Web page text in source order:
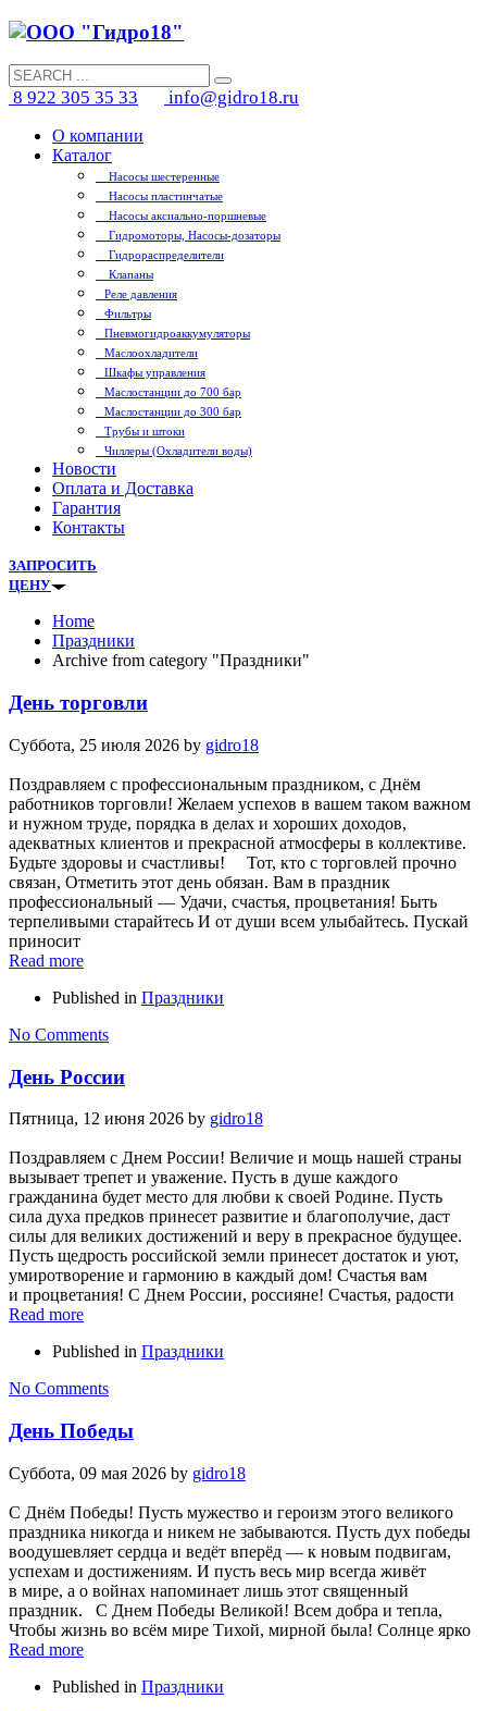
8 922 305 35 33 info@gidro18.ru
О компании
Каталог
Насосы шестеренные
Насосы пластинчатые
Насосы аксиально-поршневые
Гидромоторы, Насосы-дозаторы
Гидрораспределители
Клапаны
Реле давления
Фильтры
Пневмогидроаккумуляторы
Маслоохладители
Шкафы управления
Маслостанции до 700 бар
Маслостанции до 300 бар
Трубы и штоки
Чиллеры (Охладители воды)
Новости
Оплата и Доставка
Гарантия
Контакты
ЗАПРОСИТЬ
ЦЕНУ
Home
Праздники
Archive from category "Праздники"
День торговли
Суббота, 25 июля 2026 by gidro18
Поздравляем с профессиональным праздником, с Днём
работников торговли! Желаем успехов в вашем таком важном
и нужном труде, порядка в делах и хороших доходов,
адекватных клиентов и прекрасной атмосферы в коллективе.
Будьте здоровы и счастливы! Тот, кто с торговлей прочно
связан, Отметить этот день обязан. Вам в праздник
профессиональный — Удачи, счастья, процветания! Быть
терпеливыми старайтесь И от души всем улыбайтесь. Пускай
приносит
Read more
Published in Праздники
No Comments
День России
Пятница, 12 июня 2026 by gidro18
Поздравляем с Днем России! Величие и мощь нашей страны
вызывает трепет и уважение. Пусть в душе каждого
гражданина будет место для любви к своей Родине. Пусть
сила духа предков принесет развитие и благополучие, даст
силы для великих достижений и веру в прекрасное будущее.
Пусть щедрость российской земли принесет достаток и уют,
умиротворение и гармонию в каждый дом! Счастья вам
и процветания! С Днем России, россияне! Счастья, радости
Read more
Published in Праздники
No Comments
День Победы
Суббота, 09 мая 2026 by gidro18
С Днём Победы! Пусть мужество и героизм этого великого
праздника никогда и никем не забываются. Пусть дух победы
воодушевляет сердца и ведёт вперёд — к новым подвигам,
успехам и достижениям. И пусть весь мир всегда живёт
в мире, а о войнах напоминает лишь этот священный
праздник. С Днем Победы Великой! Всем добра и тепла,
Чтобы жизнь во всём мире Тихой, мирной была! Солнце ярко
Read more
Published in Праздники